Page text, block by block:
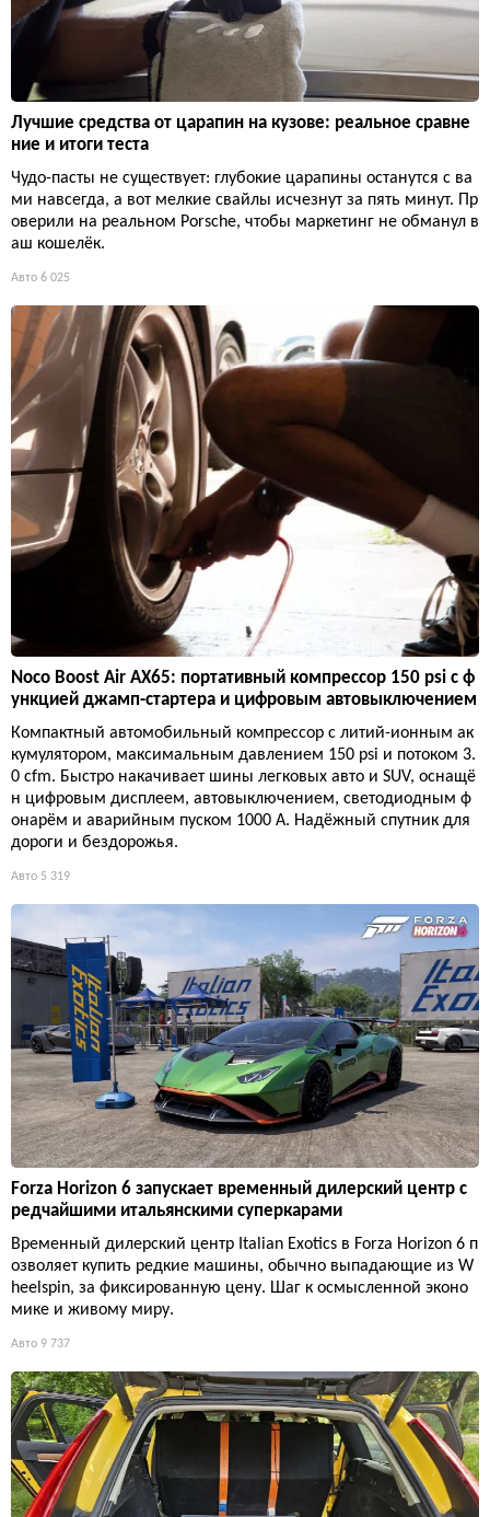
Лучшие средства от царапин на кузове: реальное сравне
ние и итоги теста
Чудо-пасты не существует: глубокие царапины останутся с ва
ми навсегда, а вот мелкие свайлы исчезнут за пять минут. Пр
оверили на реальном Porsche, чтобы маркетинг не обманул в
аш кошелёк.
Авто 6 025
Noco Boost Air AX65: портативный компрессор 150 psi с ф
ункцией джамп-стартера и цифровым автовыключением
Компактный автомобильный компрессор с литий-ионным ак
кумулятором, максимальным давлением 150 psi и потоком 3.
0 cfm. Быстро накачивает шины легковых авто и SUV, оснащё
н цифровым дисплеем, автовыключением, светодиодным ф
онарём и аварийным пуском 1000 А. Надёжный спутник для
дороги и бездорожья.
Авто 5 319
Forza Horizon 6 запускает временный дилерский центр с
редчайшими итальянскими суперкарами
Временный дилерский центр Italian Exotics в Forza Horizon 6 п
озволяет купить редкие машины, обычно выпадающие из W
heelspin, за фиксированную цену. Шаг к осмысленной эконо
мике и живому миру.
Авто 9 737